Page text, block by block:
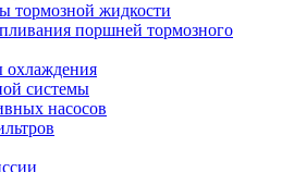
тормозной жидкости
поршней тормозного
охлаждения
системы
насосов